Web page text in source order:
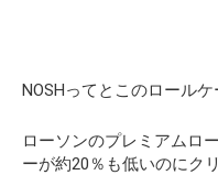
NOSHってとこのロール
ローソンのプレミアムロ
ーが約20％も低いのにク